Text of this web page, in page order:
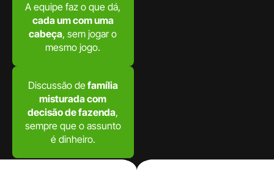
A equipe faz o que dá,
cada um com uma
cabeça, sem jogar o
mesmo jogo.
Discussão defamília
misturada com
decisão de fazenda,
sempre que o assunto
é dinheiro.